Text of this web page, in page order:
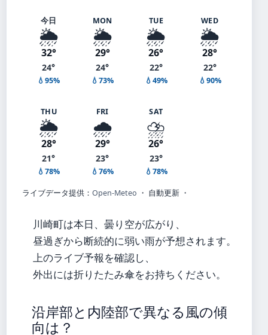
今日
🌦️
32°
24°
💧95%
MON
🌦️
29°
24°
💧73%
TUE
🌦️
26°
22°
💧49%
WED
🌦️
28°
22°
💧90%
THU
🌦️
28°
21°
💧78%
FRI
🌧️
29°
23°
💧76%
SAT
⛈️
26°
23°
💧78%
ライブデータ提供： Open-Meteo ・ 自動更新 ・
川崎町は本日、曇り空が広がり、
昼過ぎから断続的に弱い雨が予想されます。
上のライブ予報を確認し、
外出には折りたたみ傘をお持ちください。
沿岸部と内陸部で異なる風の傾
向は？